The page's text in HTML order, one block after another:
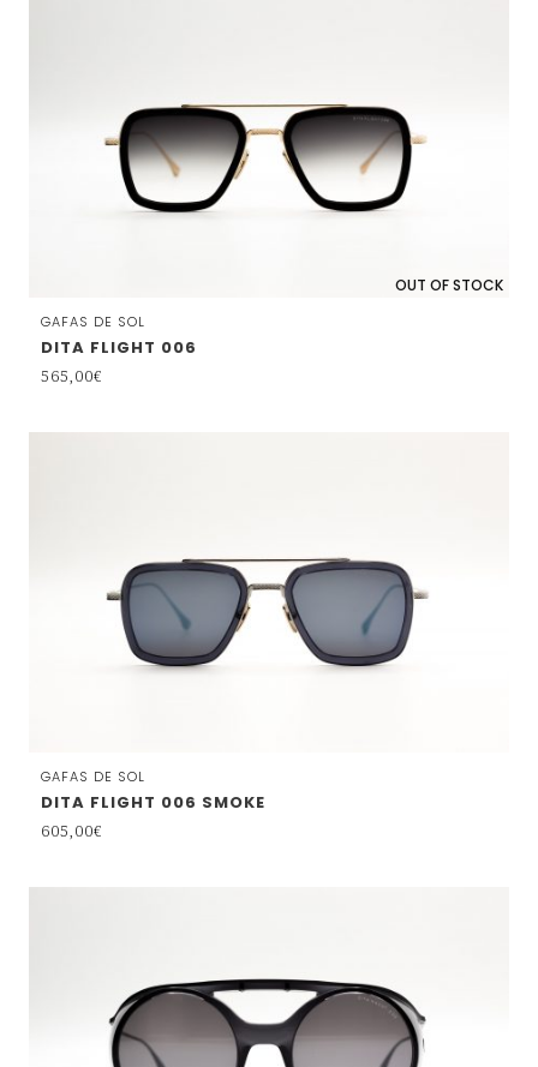
OUT OF STOCK
GAFAS DE SOL
DITA FLIGHT 006
565,00€
GAFAS DE SOL
DITA FLIGHT 006 SMOKE
605,00€